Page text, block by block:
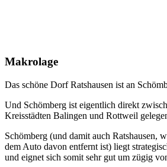
Makrolage
Das schöne Dorf Ratshausen ist an
Und Schömberg ist eigentlich direkt
Kreisstädten Balingen und Rottweil
Schömberg (und damit auch Ratshausen,
dem Auto davon entfernt ist) liegt
und eignet sich somit sehr gut um zügig